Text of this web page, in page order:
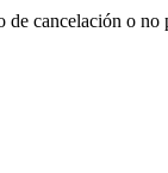
de cancelación o no